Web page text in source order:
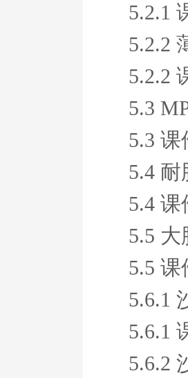
5.2.1
5.2.2
5.2.2
5.3
5.3 课
5.4
5.4 课
5.5
5.5 课
5.6.1
5.6.1
5.6.2